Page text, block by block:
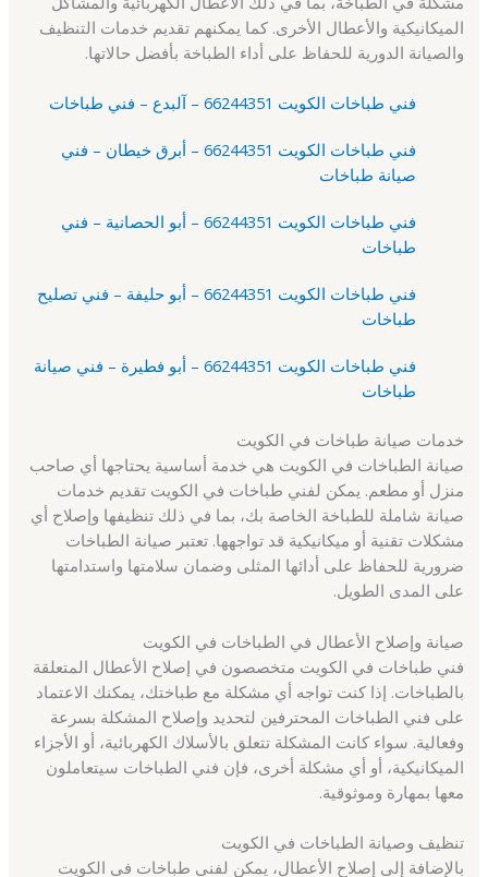
الميكانيكية والأعطال الأخرى. كما يمكنهم تقديم خدمات التنظيف
والصيانة الدورية للحفاظ على أداء الطباخة بأفضل حالاتها.
فني طباخات الكويت 66244351 – آلبدع – فني طباخات
فني طباخات الكويت 66244351 – أبرق خيطان – فني
صيانة طباخات
فني طباخات الكويت 66244351 – أبو الحصانية – فني
طباخات
فني طباخات الكويت 66244351 – أبو حليفة – فني تصليح
طباخات
فني طباخات الكويت 66244351 – أبو فطيرة – فني صيانة
طباخات
خدمات صيانة طباخات في الكويت
صيانة الطباخات في الكويت هي خدمة أساسية يحتاجها أي صاحب
منزل أو مطعم. يمكن لفني طباخات في الكويت تقديم خدمات
صيانة شاملة للطباخة الخاصة بك، بما في ذلك تنظيفها وإصلاح أي
مشكلات تقنية أو ميكانيكية قد تواجهها. تعتبر صيانة الطباخات
ضرورية للحفاظ على أدائها المثلى وضمان سلامتها واستدامتها
على المدى الطويل.
صيانة وإصلاح الأعطال في الطباخات في الكويت
فني طباخات في الكويت متخصصون في إصلاح الأعطال المتعلقة
بالطباخات. إذا كنت تواجه أي مشكلة مع طباختك، يمكنك الاعتماد
على فني الطباخات المحترفين لتحديد وإصلاح المشكلة بسرعة
وفعالية. سواء كانت المشكلة تتعلق بالأسلاك الكهربائية، أو الأجزاء
الميكانيكية، أو أي مشكلة أخرى، فإن فني الطباخات سيتعاملون
معها بمهارة وموثوقية.
تنظيف وصيانة الطباخات في الكويت
بالإضافة إلى إصلاح الأعطال، يمكن لفني طباخات في الكويت